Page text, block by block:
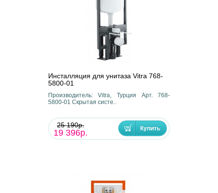
Инсталляция для унитаза Vitra 768-
5800-01
Производитель: Vitra, Турция Арт. 768-
5800-01 Скрытая систе..
25 190р.
19 396р.